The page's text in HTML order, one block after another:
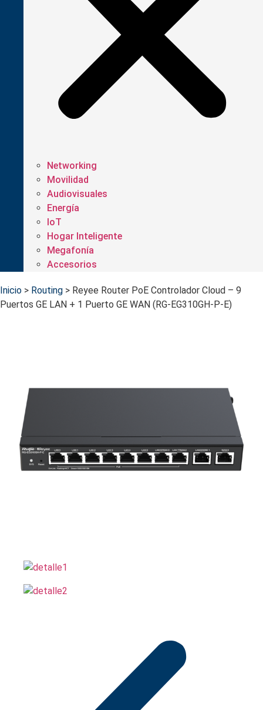
Networking
Movilidad
Audiovisuales
Energía
IoT
Hogar Inteligente
Megafonía
Accesorios
Inicio > Routing > Reyee Router PoE Controlador Cloud – 9
Puertos GE LAN + 1 Puerto GE WAN (RG-EG310GH-P-E)